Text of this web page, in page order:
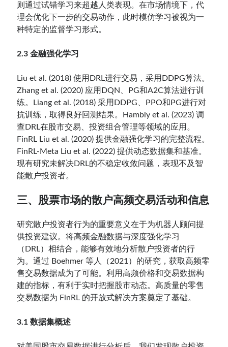
则通过试错学习来超越人类表现。在市场情境下，代
理会优化下一步的交易动作，此时模仿学习被视为一
种特定的监督学习形式。
2.3 金融强化学习
Liu et al. (2018) 使用DRL进行交易，采用DDPG算法。
Zhang et al. (2020) 应用DQN、PG和A2C算法进行训
练。Liang et al. (2018) 采用DDPG、PPO和PG进行对
抗训练，取得良好回测结果。Hambly et al. (2023) 调
查DRL在股市交易、投资组合管理等领域的应用。
FinRL Liu et al. (2020) 提供金融强化学习的完整流程。
FinRL-Meta Liu et al. (2022) 提供动态数据集和基准。
现有研究未解决DRL的不稳定收敛问题，表现不及智
能散户投资者。
三、股票市场的散户高频交易活动和信息
研究散户投资者行为的重要意义在于为机器人顾问提
供投资建议。将高频金融数据与深度强化学习
（DRL）相结合，能够有效地分析散户投资者的行
为。通过 Boehmer 等人（2021）的研究，获取高频零
售交易数据成为了可能。利用高频价格和交易数据构
建的指标，有利于实时把握股市动态。高质量的零售
交易数据为 FinRL 的开放式解决方案奠定了基础。
3.1 数据集概述